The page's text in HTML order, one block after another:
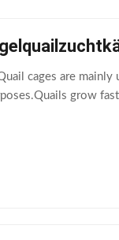
cages are mainly
grow